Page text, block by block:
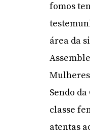
fomos
área da
Sendo
classe
atentas